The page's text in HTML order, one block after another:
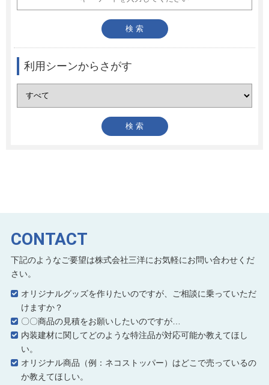
利用シーンからさがす
CONTACT
下記のようなご要望は株式会社三洋にお気軽にお問い合わせくだ
さい。
オリジナルグッズを作りたいのですが、ご相談に乗っていただ
けますか？
〇〇商品の見積をお願いしたいのですが…
内装建材に関してどのような特注品が対応可能か教えてほし
い。
オリジナル商品（例：ネコストッパー）はどこで売っているの
か教えてほしい。